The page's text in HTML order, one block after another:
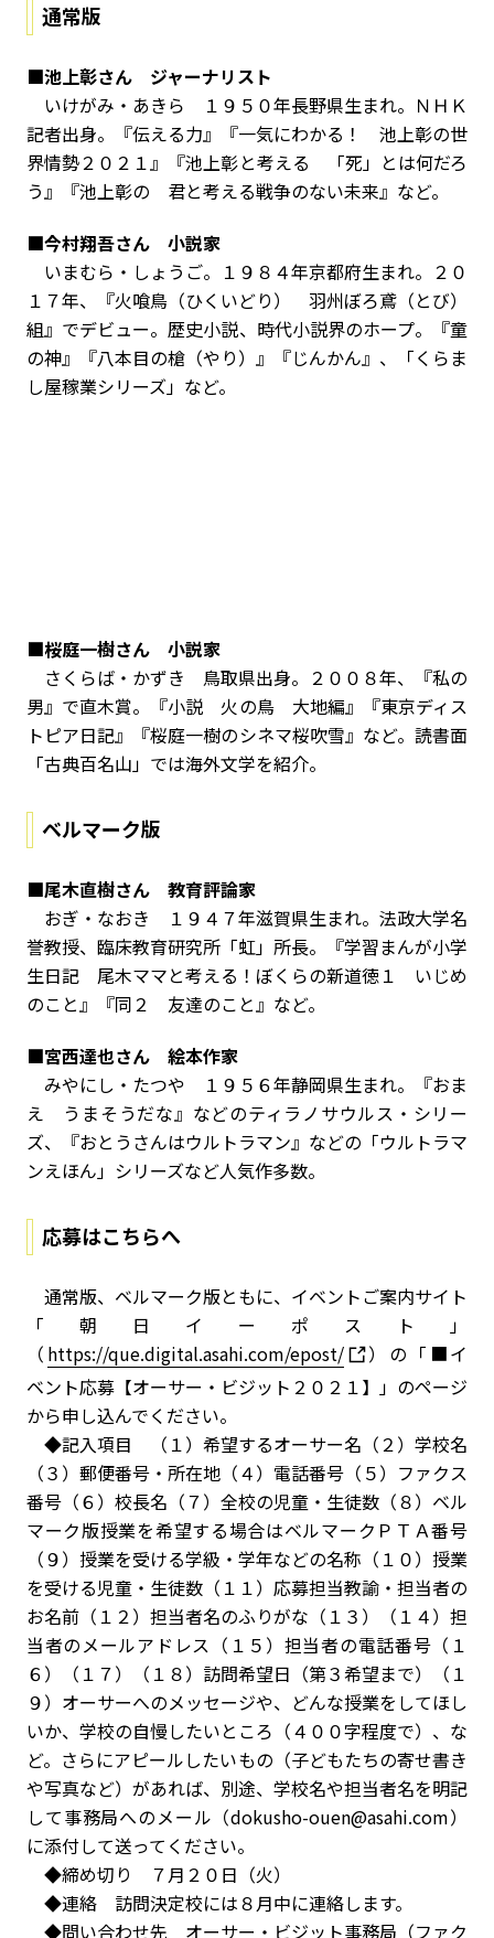
通常版
■池上彰さん ジャーナリスト
いけがみ・あきら １９５０年長野県生まれ。ＮＨＫ
記者出身。『伝える力』『一気にわかる！ 池上彰の世
界情勢２０２１』『池上彰と考える 「死」とは何だろ
う』『池上彰の 君と考える戦争のない未来』など。
■今村翔吾さん 小説家
いまむら・しょうご。１９８４年京都府生まれ。２０
１７年、『火喰鳥（ひくいどり） 羽州ぼろ鳶（とび）
組』でデビュー。歴史小説、時代小説界のホープ。『童
の神』『八本目の槍（やり）』『じんかん』、「くらま
し屋稼業シリーズ」など。
■桜庭一樹さん 小説家
さくらば・かずき 鳥取県出身。２００８年、『私の
男』で直木賞。『小説 火の鳥 大地編』『東京ディス
トピア日記』『桜庭一樹のシネマ桜吹雪』など。読書面
「古典百名山」では海外文学を紹介。
ベルマーク版
■尾木直樹さん 教育評論家
おぎ・なおき １９４７年滋賀県生まれ。法政大学名
誉教授、臨床教育研究所「虹」所長。『学習まんが小学
生日記 尾木ママと考える！ぼくらの新道徳１ いじめ
のこと』『同２ 友達のこと』など。
■宮西達也さん 絵本作家
みやにし・たつや １９５６年静岡県生まれ。『おま
え うまそうだな』などのティラノサウルス・シリー
ズ、『おとうさんはウルトラマン』などの「ウルトラマ
ンえほん」シリーズなど人気作多数。
応募はこちらへ
通常版、ベルマーク版ともに、イベントご案内サイト
「朝日イーポスト」
（ https://que.digital.asahi.com/epost/
）の「■イ
ベント応募【オーサー・ビジット２０２１】」のページ
から申し込んでください。
◆記入項目 （１）希望するオーサー名（２）学校名
（３）郵便番号・所在地（４）電話番号（５）ファクス
番号（６）校長名（７）全校の児童・生徒数（８）ベル
マーク版授業を希望する場合はベルマークＰＴＡ番号
（９）授業を受ける学級・学年などの名称（１０）授業
を受ける児童・生徒数（１１）応募担当教諭・担当者の
お名前（１２）担当者名のふりがな（１３）（１４）担
当者のメールアドレス（１５）担当者の電話番号（１
６）（１７）（１８）訪問希望日（第３希望まで）（１
９）オーサーへのメッセージや、どんな授業をしてほし
いか、学校の自慢したいところ（４００字程度で）、な
ど。さらにアピールしたいもの（子どもたちの寄せ書き
や写真など）があれば、別途、学校名や担当者名を明記
して事務局へのメール（dokusho-ouen@asahi.com）
に添付して送ってください。
◆締め切り ７月２０日（火）
◆連絡 訪問決定校には８月中に連絡します。
◆問い合わせ先 オーサー・ビジット事務局（ファク